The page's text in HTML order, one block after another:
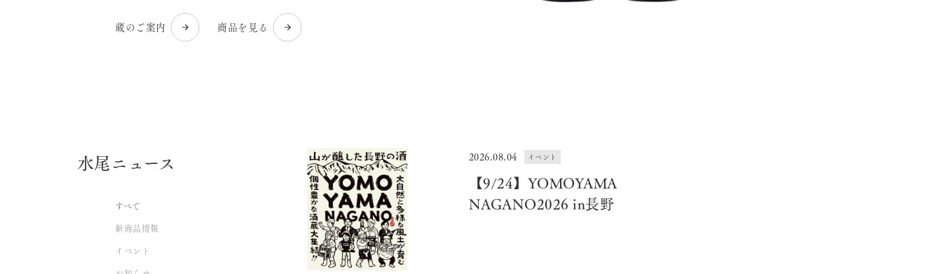
蔵のご案内 商品を見る
水尾ニュース
すべて
新商品情報
イベント
2026.08.04 イベント
【9/24】YOMOYAMA
NAGANO2026 in長野